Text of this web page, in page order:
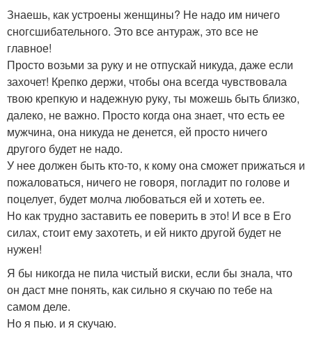
Знаешь, как устроены женщины? Не надо им ничего
сногсшибательного. Это все антураж, это все не
главное!
Просто возьми за руку и не отпускай никуда, даже если
захочет! Крепко держи, чтобы она всегда чувствовала
твою крепкую и надежную руку, ты можешь быть близко,
далеко, не важно. Просто когда она знает, что есть ее
мужчина, она никуда не денется, ей просто ничего
другого будет не надо.
У нее должен быть кто-то, к кому она сможет прижаться и
пожаловаться, ничего не говоря, погладит по голове и
поцелует, будет молча любоваться ей и хотеть ее.
Но как трудно заставить ее поверить в это! И все в Его
силах, стоит ему захотеть, и ей никто другой будет не
нужен!
Я бы никогда не пила чистый виски, если бы знала, что
он даст мне понять, как сильно я скучаю по тебе на
самом деле.
Но я пью. и я скучаю.